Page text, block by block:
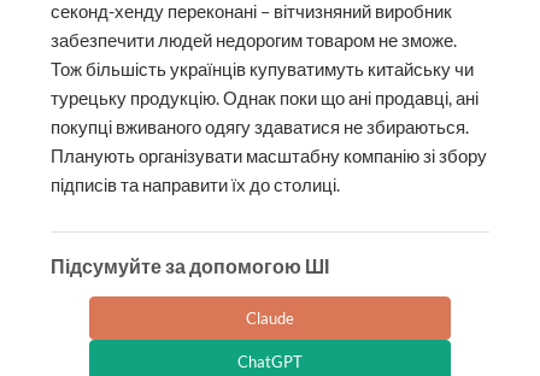
секонд-хенду переконані – вітчизняний виробник
забезпечити людей недорогим товаром не зможе.
Тож більшість українців купуватимуть китайську чи
турецьку продукцію. Однак поки що ані продавці, ані
покупці вживаного одягу здаватися не збираються.
Планують організувати масштабну компанію зі збору
підписів та направити їх до столиці.
Підсумуйте за допомогою ШІ
Claude
ChatGPT